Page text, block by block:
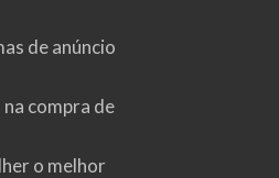
de anúncio
compra de
o melhor